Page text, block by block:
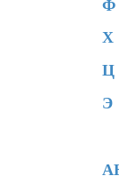
Ф
Х
Ц
Э